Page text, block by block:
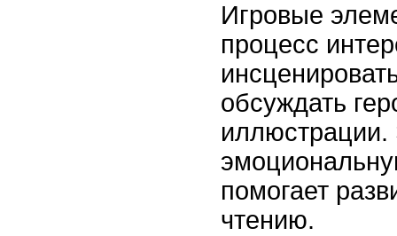
Игровые
процесс
обсуждать
иллюстрации.
помогает
чтению.